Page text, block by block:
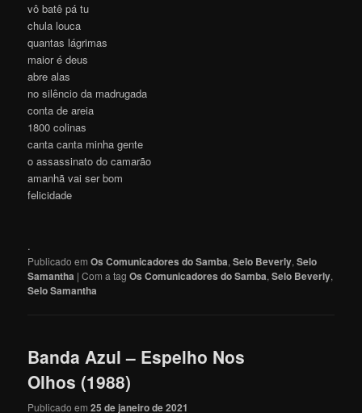
vô batê pá tu
chula louca
quantas lágrimas
maior é deus
abre alas
no silêncio da madrugada
conta de areia
1800 colinas
canta canta minha gente
o assassinato do camarão
amanhã vai ser bom
felicidade
.
Publicado em Os Comunicadores do Samba,Selo Beverly,Selo
Samantha |Com a tagOs Comunicadores do Samba,Selo Beverly,
Selo Samantha
Banda Azul – Espelho Nos
Olhos (1988)
Publicado em25 de janeiro de 2021